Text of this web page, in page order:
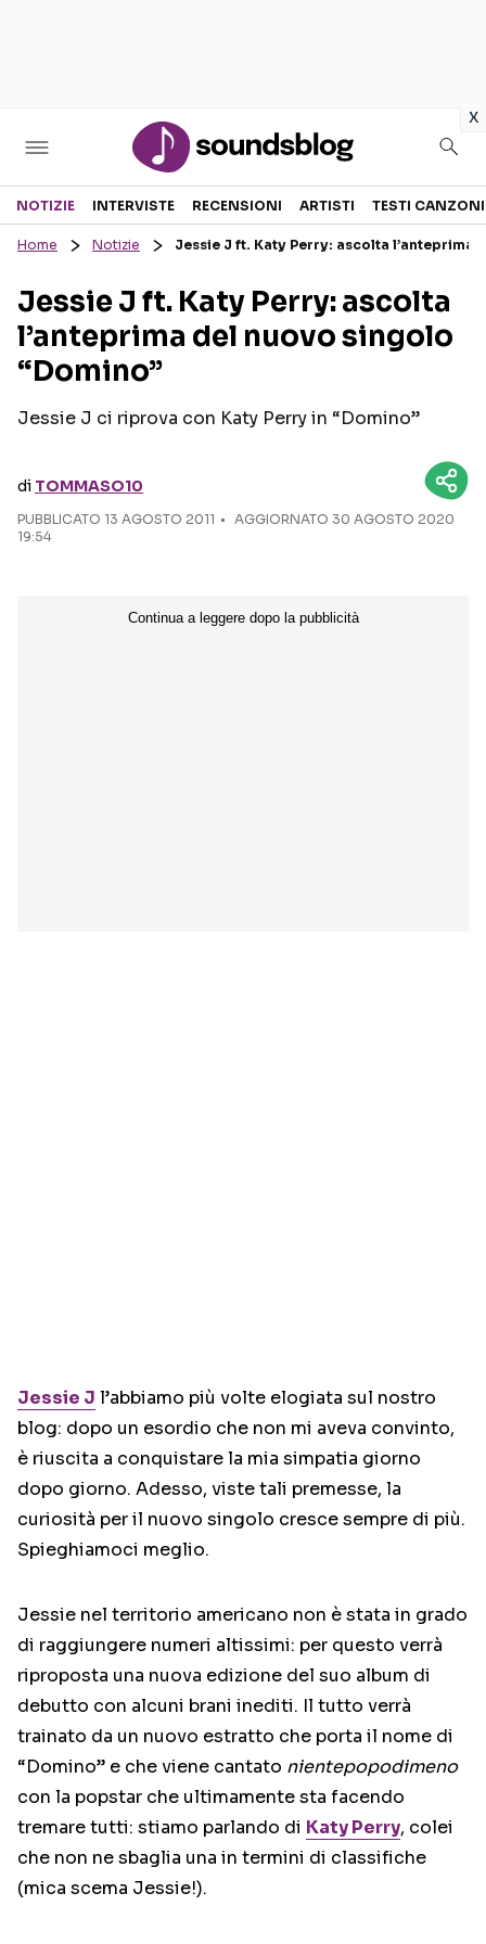
x
Sezioni
RECENSIONI MUSICALI
INTERVISTE
GOSSIP E CURIOSITÀ
TESTI CANZONI
TOUR ED EVENTI
NOTIZIE INTERVISTE RECENSIONI ARTISTI TESTI CANZONI
Home Notizie Jessie J ft. Katy Perry: ascolta l’anteprima
Jessie J ft. Katy Perry: ascolta
l’anteprima del nuovo singolo
“Domino”
Jessie J ci riprova con Katy Perry in “Domino”
di TOMMASO10
PUBBLICATO 13 AGOSTO 2011
AGGIORNATO 30 AGOSTO 2020
19:54
Jessie J l’abbiamo più volte elogiata sul nostro
blog: dopo un esordio che non mi aveva convinto,
è riuscita a conquistare la mia simpatia giorno
dopo giorno. Adesso, viste tali premesse, la
curiosità per il nuovo singolo cresce sempre di più.
Spieghiamoci meglio.
Jessie nel territorio americano non è stata in grado
di raggiungere numeri altissimi: per questo verrà
riproposta una nuova edizione del suo album di
debutto con alcuni brani inediti. Il tutto verrà
trainato da un nuovo estratto che porta il nome di
“Domino” e che viene cantato nientepopodimeno
con la popstar che ultimamente sta facendo
tremare tutti: stiamo parlando di Katy Perry, colei
che non ne sbaglia una in termini di classifiche
(mica scema Jessie!).